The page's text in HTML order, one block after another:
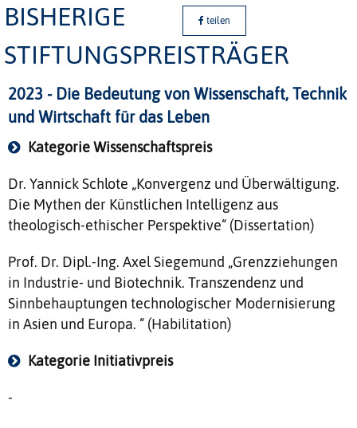
BISHERIGE
STIFTUNGSPREISTRÄGER
teilen
2023 - Die Bedeutung von Wissenschaft, Technik
und Wirtschaft für das Leben
Kategorie Wissenschaftspreis
Dr. Yannick Schlote „Konvergenz und Überwältigung.
Die Mythen der Künstlichen Intelligenz aus
theologisch-ethischer Perspektive“ (Dissertation)
Prof. Dr. Dipl.-Ing. Axel Siegemund „Grenzziehungen
in Industrie- und Biotechnik. Transzendenz und
Sinnbehauptungen technologischer Modernisierung
in Asien und Europa. “ (Habilitation)
Kategorie Initiativpreis
-